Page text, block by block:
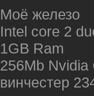
Моё железо
Intel core 2
1GB Ram
256Mb
винчестер